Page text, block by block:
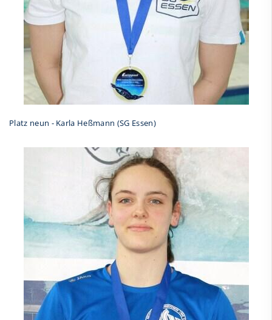
Platz neun - Karla Heßmann (SG Essen)